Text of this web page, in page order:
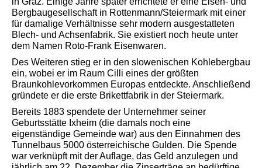
Bergbaugesellschaft in Rottenmann/Steiermark mit einer
für damalige Verhältnisse sehr modern ausgestatteten
Blech- und Achsenfabrik. Sie existiert noch heute unter
dem Namen Roto-Frank Eisenwaren.
Des Weiteren stieg er in den slowenischen Kohlebergbau
ein, wobei er im Raum Cilli eines der größten
Braunkohlevorkommen Europas entdeckte. Anschließend
gründete er die erste Brikettfabrik in der Steiermark.
Bereits 1883 spendete der Unternehmer seiner
Geburtsstätte Ixheim (die damals noch eine
eigenständige Gemeinde war) aus den Einnahmen des
Tunnelbaus 5000 österreichische Gulden. Die Spende
war verknüpft mit der Auflage, das Geld anzulegen und